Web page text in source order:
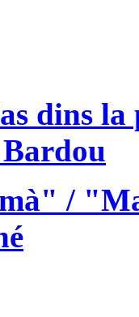
dins
/